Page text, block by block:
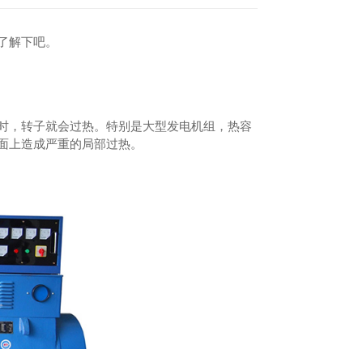
下吧。
，转子就会过热。特别是大型发电机组，热容
造成严重的局部过热。